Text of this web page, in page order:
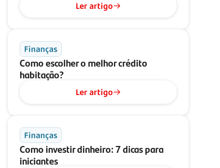
Ler artigo
Finanças
Como escolher o melhor crédito
habitação?
Ler artigo
Finanças
Como investir dinheiro: 7 dicas para
iniciantes